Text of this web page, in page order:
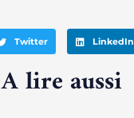
Twitter LinkedIn
A lire aussi